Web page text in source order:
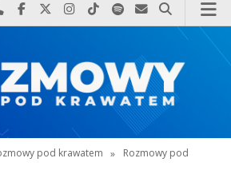
Najlepiej po prostu do nas zadzwoń
Odwiedź nas na Facebook-u
Odwiedź nas na X
Odwiedź nas na Instagram-ie
Odwiedź nas na TikTok-u
Szukaj nas na Spotify
Wyślij do nas
Szukaj
pod krawatem »
Rozmowy pod